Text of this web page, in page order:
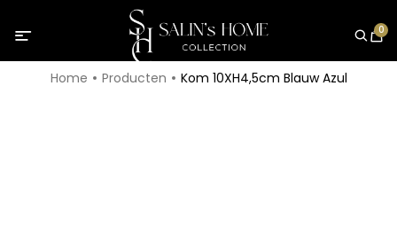
0
Home Producten Kom 10XH4,5cm Blauw Azul